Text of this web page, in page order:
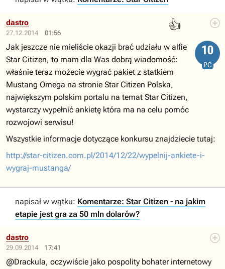
27.12.2014 01:56
👍
dastro
10
PC
Jak jeszcze nie mieliście okazji brać udziału w alfie
Star Citizen, to mam dla Was dobrą wiadomość:
właśnie teraz możecie wygrać pakiet z statkiem
Mustang Omega na stronie Star Citizen Polska,
największym polskim portalu na temat Star Citizen,
wystarczy wypełnić ankietę która ma na celu pomóc
rozwojowi serwisu!
Wszystkie informacje dotyczące konkursu znajdziecie tutaj:
http://star-citizen.com.pl/2014/12/22/wypelnij-ankiete-i-
wygraj-mustanga/
napisał w wątku: Komentarze: Star Citizen - na jakim
etapie jest gra za 50 mln dolarów?
29.09.2014 17:41
dastro
@Drackula, oczywiście jako pospolity bohater internetowy